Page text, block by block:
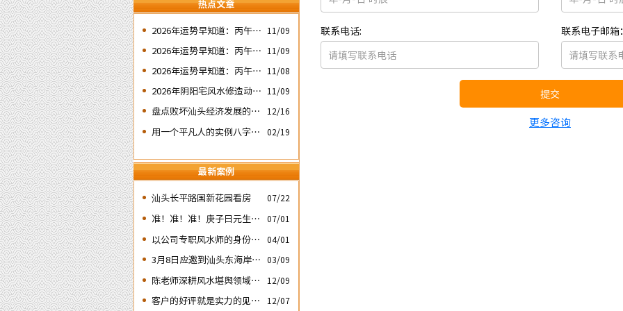
热点文章
2026年运势早知道：丙午年
二‘壬子’ 日
11/09
2026年运势早知道：丙午年
四‘庚子’ 日
11/09
2026年运势早知道：丙午年
运势不好的4个日期出生人
之一‘戊子’ 日
11/08
2026年阴阳宅风水修造动土 11/09
盘点败坏汕头经济发展的四
12/16
用一个平凡人的实例八字论
02/19
最新案例
汕头长平路国新花园看房
07/22
准！准！准！庚子日元生人
丙午流年的运势判断实例：
07/01
以公司专职风水师的身份应
邀出席《星橙网络科技公
司》成立5周年庆典
04/01
3月8日应邀到汕头东海岸新
城为朋友的亲戚堪舆住房风
水
03/09
陈老师深耕风水堪舆领域四
12/09
客户的好评就是实力的见
12/07
联系电话: 联系电子邮箱
提交
更多咨询